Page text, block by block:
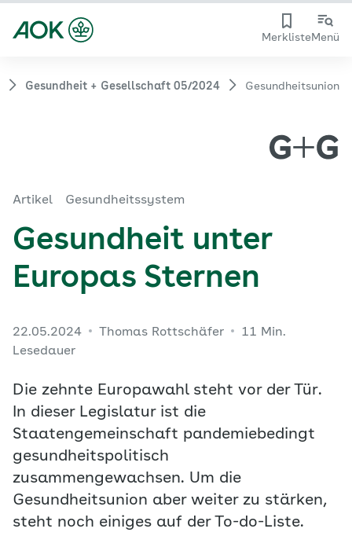
MerklisteMenü
Gesundheit + Gesellschaft 05/2024 Gesundheitsunion
Artikel Gesundheitssystem
Gesundheit unter
Europas Sternen
22.05.2024 Thomas Rottschäfer
11 Min.
Lesedauer
Die zehnte Europawahl steht vor der Tür.
In dieser Legislatur ist die
Staatengemeinschaft pandemiebedingt
gesundheitspolitisch
zusammengewachsen. Um die
Gesundheitsunion aber weiter zu stärken,
steht noch einiges auf der To-do-Liste.